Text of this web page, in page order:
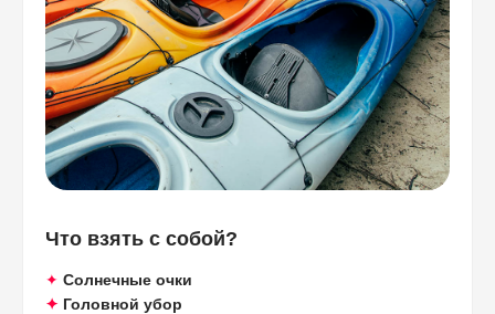
Что взять с собой?
✦ Солнечные очки
✦ Головной убор